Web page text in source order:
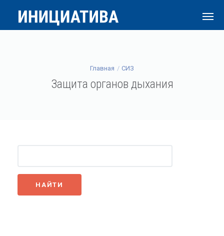
Главная СИЗ
Защита органов дыхания